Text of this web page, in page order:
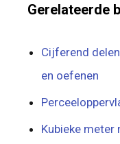
Gerelateerde
Cijferend
en oefenen
Kubieke meter